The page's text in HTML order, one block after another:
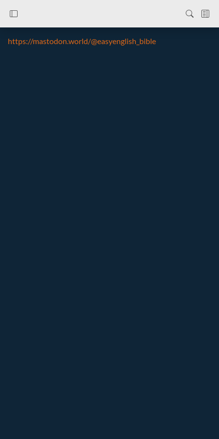
https://mastodon.world/@easyenglish_bible